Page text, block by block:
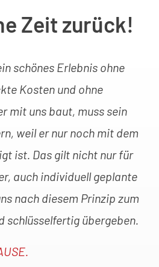
Zeit zurück!
schönes Erlebnis ohne
Kosten und ohne
mit uns baut, muss sein
weil er nur noch mit dem
ist. Das gilt nicht nur für
auch individuell geplante
nach diesem Prinzip zum
schlüsselfertig übergeben.